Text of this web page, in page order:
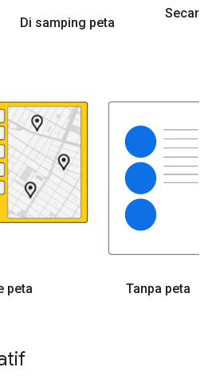
Di samping peta
Secara
peta Tanpa peta